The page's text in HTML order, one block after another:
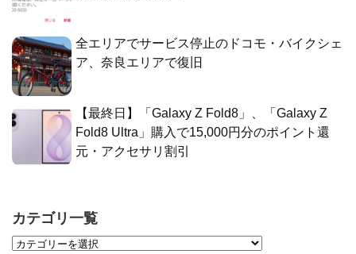
全エリアでサービス停止のドコモ・バイクシェ
ア、奈良エリアで復旧
【最終日】「Galaxy Z Fold8」、「Galaxy Z
Fold8 Ultra」購入で15,000円分のポイント還
元・アクセサリ割引
カテゴリ一覧